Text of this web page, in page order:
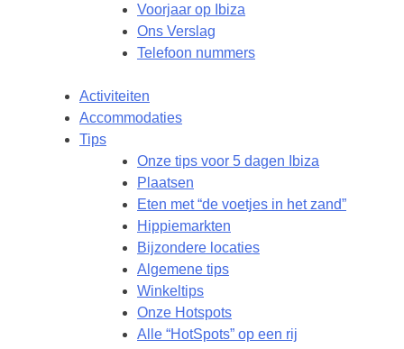
Voorjaar op Ibiza
Ons Verslag
Telefoon nummers
Activiteiten
Accommodaties
Tips
Onze tips voor 5 dagen Ibiza
Plaatsen
Eten met “de voetjes in het zand”
Hippiemarkten
Bijzondere locaties
Algemene tips
Winkeltips
Onze Hotspots
Alle “HotSpots” op een rij